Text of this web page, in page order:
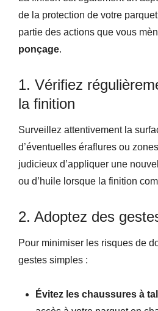
de la protection de votre
partie des actions que vous
ponçage.
1. Vérifiez
la finition
Surveillez attentivement la
d’éventuelles éraflures ou
judicieux d’appliquer une
ou d’huile lorsque la finition
2. Adoptez des
Pour minimiser les risques de
gestes simples :
Évitez les chaussures à